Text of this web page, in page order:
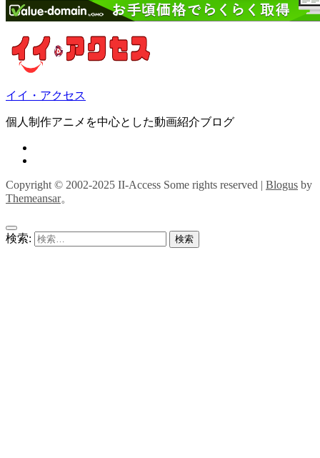
イイ・アクセス
個人制作アニメを中心とした動画紹介ブログ
Copyright © 2002-2025 II-Access Some rights reserved | Blogus by
Themeansar。
検索: